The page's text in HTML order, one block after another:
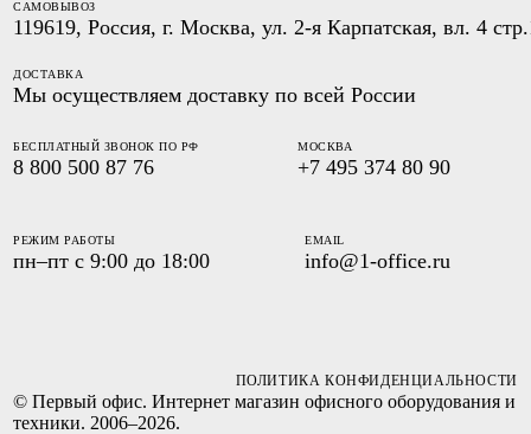
САМОВЫВОЗ
119619, Россия, г. Москва, ул. 2-я Карпатская, вл. 4
ДОСТАВКА
Мы осуществляем доставку по всей России
БЕСПЛАТНЫЙ ЗВОНОК ПО РФ
8 800 500 87 76
МОСКВА
+7 495 374 80 90
РЕЖИМ РАБОТЫ
пн–пт с 9:00 до 18:00
EMAIL
info@1-office.ru
ПОЛИТИКА КОНФИДЕНЦИАЛЬНОСТИ
© Первый офис. Интернет магазин офисного оборудования и
техники. 2006–2026.